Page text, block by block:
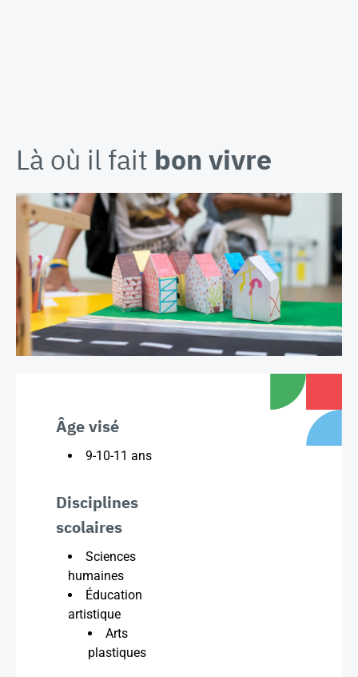
Là où il fait bon vivre
Âge visé
9-10-11 ans
Disciplines
scolaires
Sciences
humaines
Éducation
artistique
Arts
plastiques